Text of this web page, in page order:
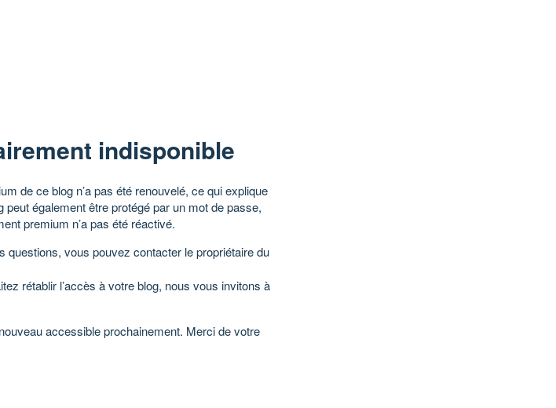
indisponible
de ce blog n’a pas été renouvelé, ce qui explique
également être protégé par un mot de passe,
premium n’a pas été réactivé.
questions, vous pouvez contacter le propriétaire du
rétablir l’accès à votre blog, nous vous invitons à
accessible prochainement. Merci de votre